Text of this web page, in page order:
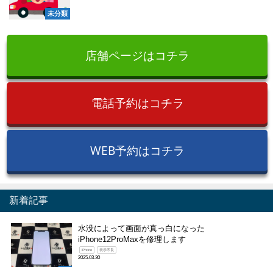
未分類
店舗ページはコチラ
電話予約はコチラ
WEB予約はコチラ
新着記事
水没によって画面が真っ白になった
iPhone12ProMaxを修理します
iPhone 表示不良
2025.03.30